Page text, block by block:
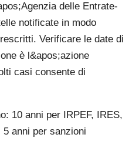
delle Entrate-
notificate in modo
Verificare le date di
è l&apos;azione
casi consente di
10 anni per IRPEF, IRES,
5 anni per sanzioni